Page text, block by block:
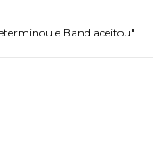
e Band aceitou".